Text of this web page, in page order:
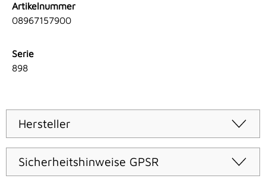
Artikelnummer
08967157900
Serie
898
Hersteller
Sicherheitshinweise GPSR